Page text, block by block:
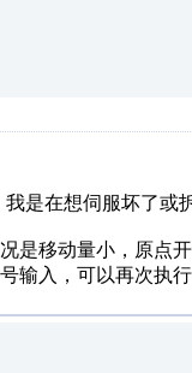
是在想伺服坏了或
是移动量小，原点
输入，可以再次执